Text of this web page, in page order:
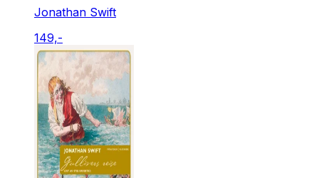
Jonathan Swift
149,-